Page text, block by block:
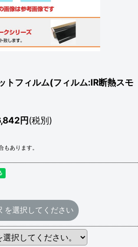
トフィルム(フィルム:IR断熱スモ
円(税別)
もあります。
を選択してください